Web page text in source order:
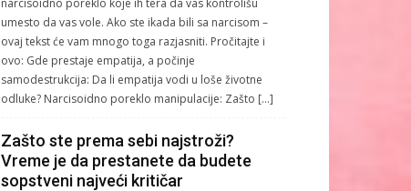
umesto da vas vole. Ako ste ikada bili sa narcisom –
ovaj tekst će vam mnogo toga razjasniti. Pročitajte i
ovo: Gde prestaje empatija, a počinje
samodestrukcija: Da li empatija vodi u loše životne
odluke? Narcisoidno poreklo manipulacije: Zašto […]
Zašto ste prema sebi najstroži?
Vreme je da prestanete da budete
sopstveni najveći kritičar